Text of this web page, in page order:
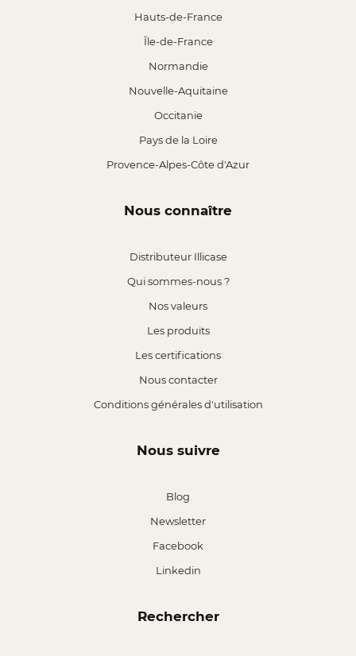
Hauts-de-France
Île-de-France
Normandie
Nouvelle-Aquitaine
Occitanie
Pays de la Loire
Provence-Alpes-Côte d'Azur
Nous connaître
Distributeur Illicase
Qui sommes-nous ?
Nos valeurs
Les produits
Les certifications
Nous contacter
Conditions générales d'utilisation
Nous suivre
Blog
Newsletter
Facebook
Linkedin
Rechercher